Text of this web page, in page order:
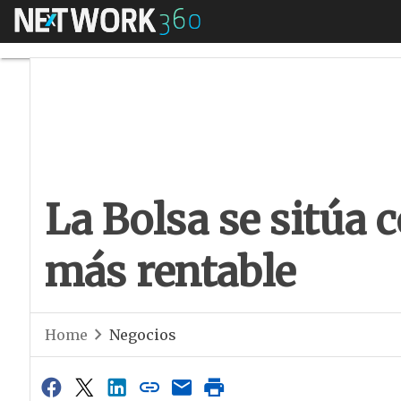
Menú
La Bolsa se sitúa
más rentable
Home Negocios